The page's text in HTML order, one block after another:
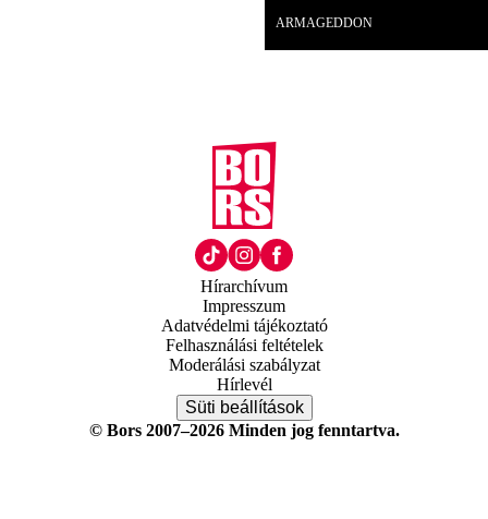
ARMAGEDDON
Hírarchívum
Impresszum
Adatvédelmi tájékoztató
Felhasználási feltételek
Moderálási szabályzat
Hírlevél
Süti beállítások
© Bors 2007–2026 Minden jog fenntartva.